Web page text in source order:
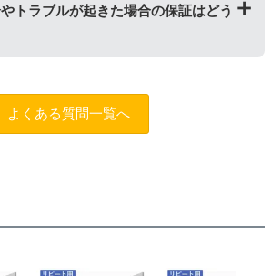
ね合わせて細かく色合いを表現でき、
な仕上がりになるため、写真印刷に向
やDVD)など光沢のある用紙への印刷
合がありますのでご注意ください。ま
ると色あせや劣化が進みやすいため、
トラブルが起きた場合の保証はどう
ム ふたつの保証
ご購入商品とご使用プリンタ―について
よくある質問一覧へ